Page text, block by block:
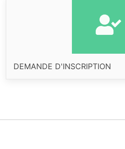
DEMANDE D'INSCRIPTION